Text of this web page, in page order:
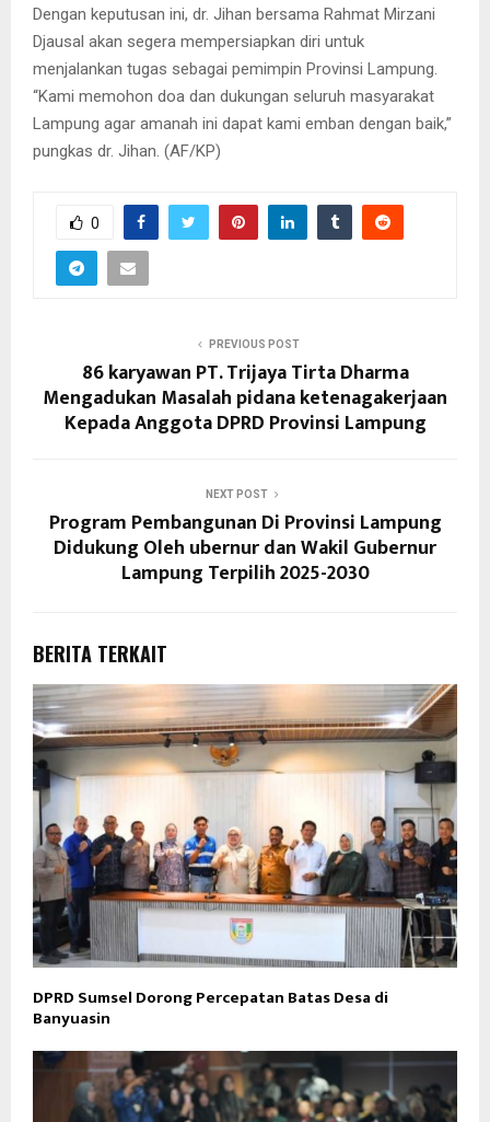
Dengan keputusan ini, dr. Jihan bersama Rahmat Mirzani
Djausal akan segera mempersiapkan diri untuk
menjalankan tugas sebagai pemimpin Provinsi Lampung.
“Kami memohon doa dan dukungan seluruh masyarakat
Lampung agar amanah ini dapat kami emban dengan baik,”
pungkas dr. Jihan. (AF/KP)
0
PREVIOUS POST
86 karyawan PT. Trijaya Tirta Dharma
Mengadukan Masalah pidana ketenagakerjaan
Kepada Anggota DPRD Provinsi Lampung
NEXT POST
Program Pembangunan Di Provinsi Lampung
Didukung Oleh ubernur dan Wakil Gubernur
Lampung Terpilih 2025-2030
BERITA TERKAIT
DPRD Sumsel Dorong Percepatan Batas Desa di
Banyuasin